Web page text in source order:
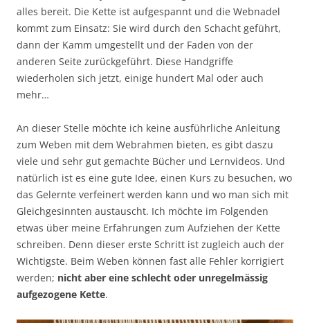
alles bereit. Die Kette ist aufgespannt und die Webnadel
kommt zum Einsatz: Sie wird durch den Schacht geführt,
dann der Kamm umgestellt und der Faden von der
anderen Seite zurückgeführt. Diese Handgriffe
wiederholen sich jetzt, einige hundert Mal oder auch
mehr…
An dieser Stelle möchte ich keine ausführliche Anleitung
zum Weben mit dem Webrahmen bieten, es gibt daszu
viele und sehr gut gemachte Bücher und Lernvideos. Und
natürlich ist es eine gute Idee, einen Kurs zu besuchen, wo
das Gelernte verfeinert werden kann und wo man sich mit
Gleichgesinnten austauscht. Ich möchte im Folgenden
etwas über meine Erfahrungen zum Aufziehen der Kette
schreiben. Denn dieser erste Schritt ist zugleich auch der
Wichtigste. Beim Weben können fast alle Fehler korrigiert
werden; nicht aber eine schlecht oder unregelmässig
aufgezogene Kette.